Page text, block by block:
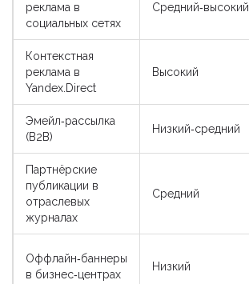
реклама в
социальных сетях
Средний‑высокий
Контекстная
реклама в
Yandex.Direct
Высокий
Эмейл‑рассылка
(B2B)
Низкий‑средний
Партнёрские
публикации в
отраслевых
журналах
Средний
Оффлайн‑баннеры
в бизнес‑центрах
Низкий